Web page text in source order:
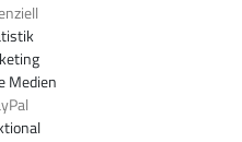
Medien